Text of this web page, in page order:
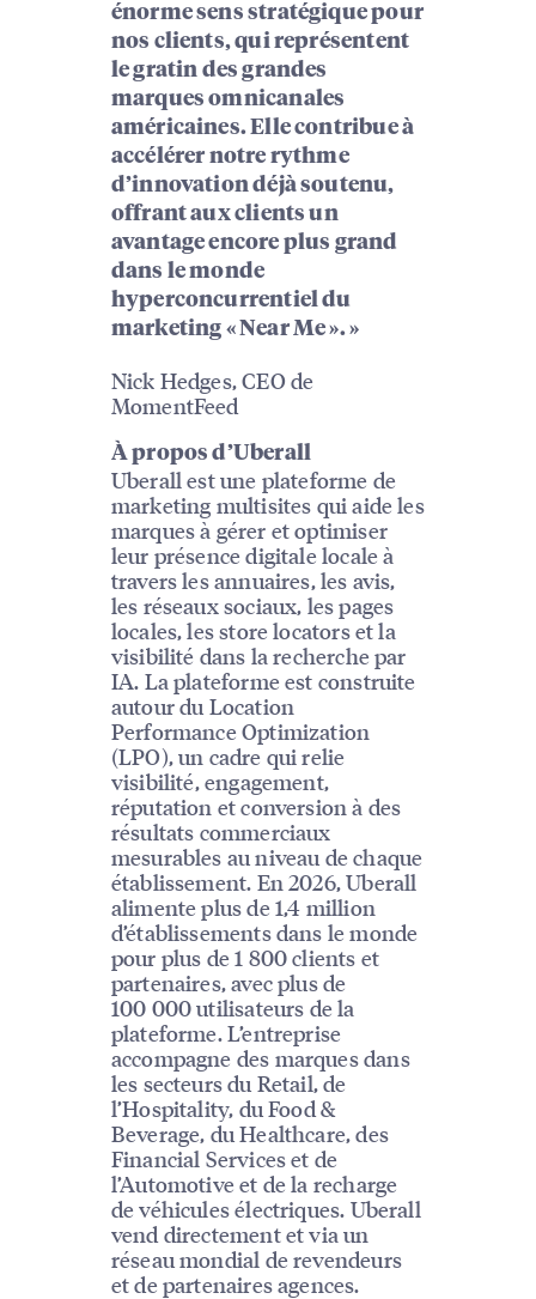
énorme sens stratégique pour
nos clients, qui représentent
le gratin des grandes
marques omnicanales
américaines. Elle contribue à
accélérer notre rythme
d’innovation déjà soutenu,
offrant aux clients un
avantage encore plus grand
dans le monde
hyperconcurrentiel du
marketing « Near Me ». »
Nick Hedges, CEO de
MomentFeed
À propos d’Uberall
Uberall est une plateforme de
marketing multisites qui aide les
marques à gérer et optimiser
leur présence digitale locale à
travers les annuaires, les avis,
les réseaux sociaux, les pages
locales, les store locators et la
visibilité dans la recherche par
IA. La plateforme est construite
autour du Location
Performance Optimization
(LPO), un cadre qui relie
visibilité, engagement,
réputation et conversion à des
résultats commerciaux
mesurables au niveau de chaque
établissement. En 2026, Uberall
alimente plus de 1,4 million
d’établissements dans le monde
pour plus de 1 800 clients et
partenaires, avec plus de
100 000 utilisateurs de la
plateforme. L’entreprise
accompagne des marques dans
les secteurs du Retail, de
l’Hospitality, du Food &
Beverage, du Healthcare, des
Financial Services et de
l’Automotive et de la recharge
de véhicules électriques. Uberall
vend directement et via un
réseau mondial de revendeurs
et de partenaires agences.